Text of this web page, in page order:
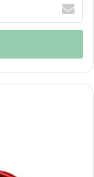
بريدك
الإلكتروني